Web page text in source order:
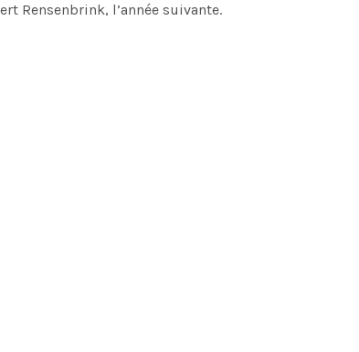
Rensenbrink, l’année suivante.